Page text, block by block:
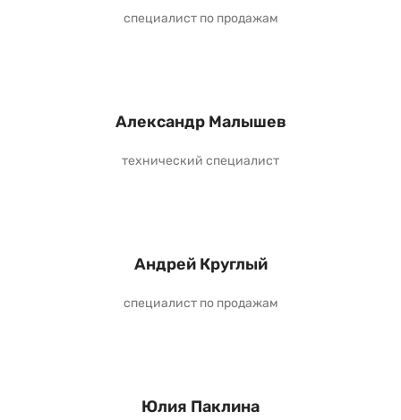
специалист по продажам
Александр Малышев
технический специалист
Андрей Круглый
специалист по продажам
Юлия Паклина